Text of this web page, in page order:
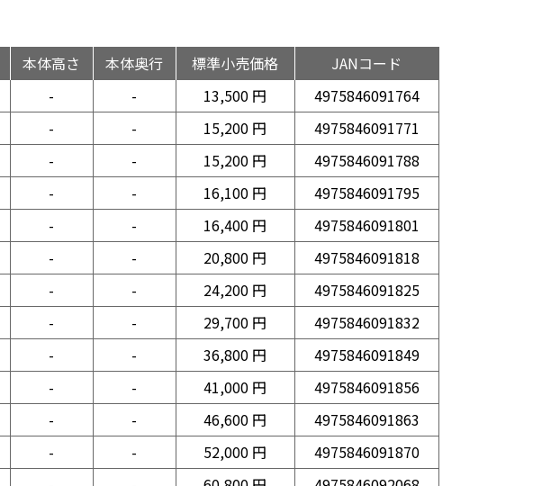
本体高さ 本体奥行 標準小売価格
JANコード
- - 13,500 円
4975846091764
- - 15,200 円
4975846091771
- - 15,200 円
4975846091788
- - 16,100 円
4975846091795
- - 16,400 円
4975846091801
- - 20,800 円
4975846091818
- - 24,200 円
4975846091825
- - 29,700 円
4975846091832
- - 36,800 円
4975846091849
- - 41,000 円
4975846091856
- - 46,600 円
4975846091863
- - 52,000 円
4975846091870